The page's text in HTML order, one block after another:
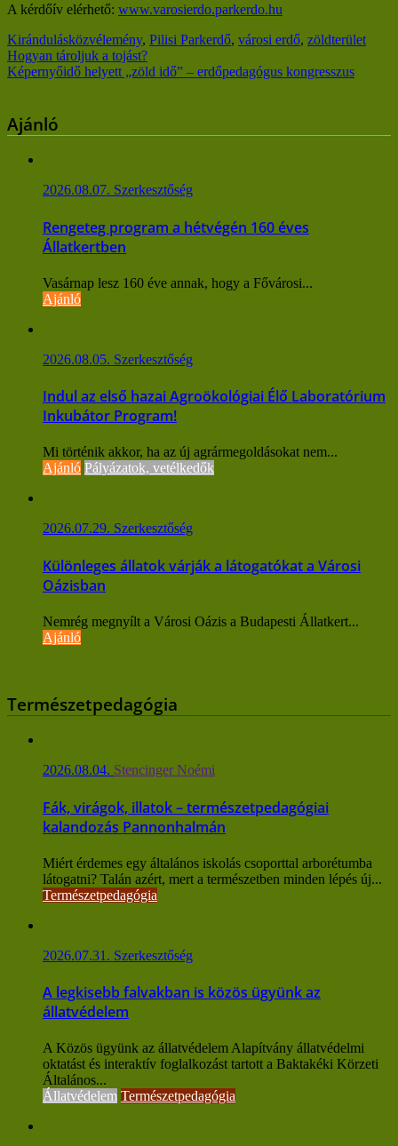
A kérdőív elérhető: www.varosierdo.parkerdo.hu
Kirándulásközvélemény, Pilisi Parkerdő, városi erdő, zöldterület
Bejegyzés
Hogyan tároljuk a tojást?
Képernyőidő helyett „zöld idő” – erdőpedagógus kongresszus
Ajánló
2026.08.07. Szerkesztőség
Rengeteg program a hétvégén 160 éves
Állatkertben
Vasárnap lesz 160 éve annak, hogy a Fővárosi...
Ajánló
2026.08.05. Szerkesztőség
Indul az első hazai Agroökológiai Élő Laboratórium
Inkubátor Program!
Mi történik akkor, ha az új agrármegoldásokat nem...
Ajánló Pályázatok, vetélkedők
2026.07.29. Szerkesztőség
Különleges állatok várják a látogatókat a Városi
Oázisban
Nemrég megnyílt a Városi Oázis a Budapesti Állatkert...
Ajánló
Természetpedagógia
2026.08.04. Stencinger Noémi
Fák, virágok, illatok – természetpedagógiai
kalandozás Pannonhalmán
Miért érdemes egy általános iskolás csoporttal arborétumba
látogatni? Talán azért, mert a természetben minden lépés új...
Természetpedagógia
2026.07.31. Szerkesztőség
A legkisebb falvakban is közös ügyünk az
állatvédelem
A Közös ügyünk az állatvédelem Alapítvány állatvédelmi
oktatást és interaktív foglalkozást tartott a Baktakéki Körzeti
Általános...
Állatvédelem Természetpedagógia